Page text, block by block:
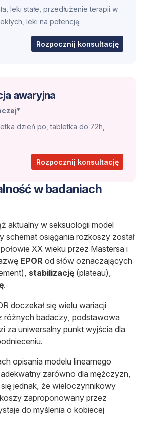
leki stałe, przedłużenie terapii w
leki na potencję.
Rozpocznij konsultację
awaryjna
dzień po, tabletka do 72h,
Rozpocznij konsultację
w badaniach
aktualny w seksuologii model
schemat osiągania rozkoszy został
XX wieku przez Mastersa i
EPOR od słów oznaczających
stabilizację (plateau),
.
doczekał się wielu wariacji
różnych badaczy, podstawowa
za uniwersalny punkt wyjścia dla
opisania modelu linearnego
zarówno dla mężczyzn,
się jednak, że wieloczynnikowy
zaproponowany przez
do myślenia o kobiecej